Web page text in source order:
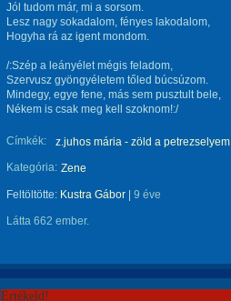
Jól tudom már, mi a sorsom.
Lesz nagy sokadalom, fényes lakodalom,
Hogyha rá az igent mondom.
/:Szép a leányélet mégis feladom,
Szervusz gyöngyéletem tőled búcsúzom.
Mindegy, egye fene, más sem pusztult bele,
Nékem is csak meg kell szoknom!:/
Címkék:
z.juhos mária - zöld a petrezselyem
Kategória: Zene
Feltöltötte: Kustra Gábor 9 éve
Látta 662 ember.
Értékeld!